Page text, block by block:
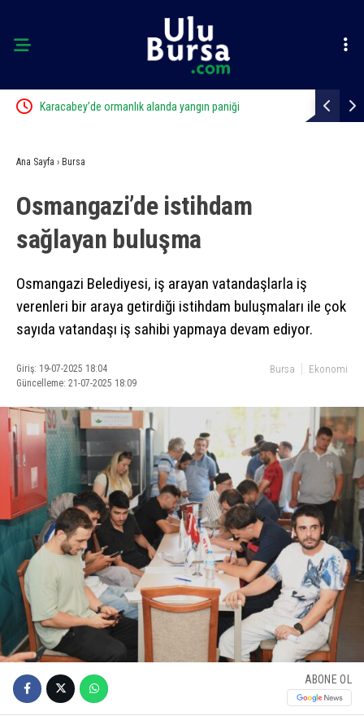
Karacabey’de ormanlık alanda yangın paniği Bursa’da
Ana Sayfa › Bursa
Osmangazi’de istihdam
sağlayan buluşma
Osmangazi Belediyesi, iş arayan vatandaşlarla iş
verenleri bir araya getirdiği istihdam buluşmaları ile çok
sayıda vatandaşı iş sahibi yapmaya devam ediyor.
Giriş: 19-07-2025 18:04
Güncelleme: 21-07-2025 18:09
Bursa Ekonomi
ABONE OL